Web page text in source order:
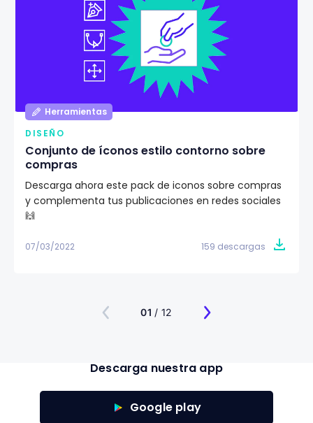
Herramientas
DISEÑO
Conjunto de íconos estilo contorno sobre
compras
Descarga ahora este pack de iconos sobre compras
y complementa tus publicaciones en redes sociales
🙌
07/03/2022 159 descargas
01 / 12
Descarga nuestra app
Google play